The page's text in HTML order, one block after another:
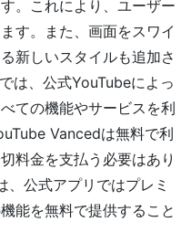
。これにより、ユーザー
す。また、画面をスワイ
新しいスタイルも追加さ
は、公式YouTubeによっ
ての機能やサービスを利
Vancedは無料で利
料金を支払う必要はあり
、公式アプリではプレミ
能を無料で提供すること